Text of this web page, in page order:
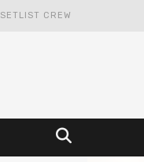
SETLIST CREW